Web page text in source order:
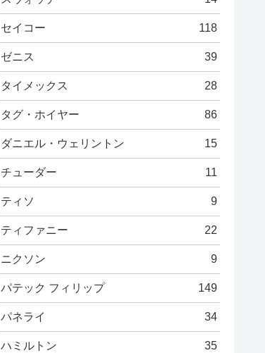
セイコー 118
ゼニス 39
タイメックス 28
タグ・ホイヤー 86
ダニエル・ウェリントン 15
チューダー 11
ティソ 9
ティファニー 22
ニクソン 9
パテック フィリップ 149
パネライ 34
ハミルトン 35